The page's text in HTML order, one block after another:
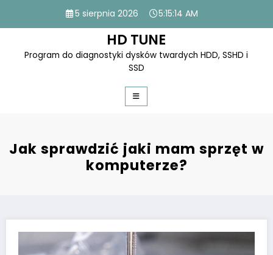
content
5 sierpnia 2026 5:15:14 AM
HD TUNE
Program do diagnostyki dysków twardych HDD, SSHD i
SSD
Jak sprawdzić jaki mam sprzęt w
komputerze?